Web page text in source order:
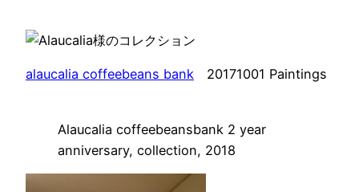
alaucalia coffeebeans bank 20171001 Paintings
Alaucalia coffeebeansbank 2 year
anniversary, collection, 2018